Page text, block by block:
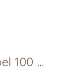
Dämmpl.-Schraubdübel 100 Stk/Karton EJOT